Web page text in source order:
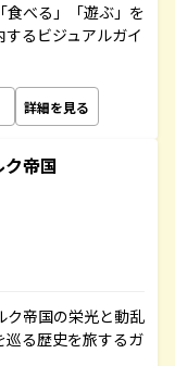
食べる」「遊ぶ」を
るビジュアルガイ
詳細を見る
帝国
ク帝国の栄光と動乱
巡る歴史を旅するガ